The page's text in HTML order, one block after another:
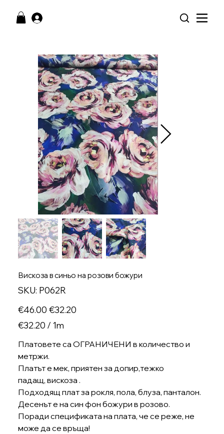
Вискоза в синьо на розови божури
SKU: SKU
P062R
P062R
Original
price
€46.00
Sale
price
€32.20
€32.20
per
€32.20 / 1m
Платовете са ОГРАНИЧЕНИ в количество и
метржи.
Платът е мек, приятен за допир,тежко
падащ, вискоза .
Подходящ плат за рокля, пола, блуза, панталон.
Десенът е на син фон божури в розово.
Поради спецификата на плата, че се реже, не
може да се връща!